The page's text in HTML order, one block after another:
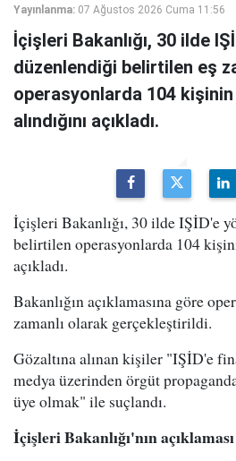
Yayınlanma: 07 Ağustos 2026 Cuma 11:56
İçişleri Bakanlığı, 30 ilde
düzenlendiği belirtilen eş
operasyonlarda 104 kişinin
alındığını açıkladı.
İçişleri Bakanlığı, 30 ilde IŞİD'e
belirtilen operasyonlarda 104
açıkladı.
Bakanlığın açıklamasına göre
zamanlı olarak gerçekleştirildi.
Gözaltına alınan kişiler "IŞİD'e
medya üzerinden örgüt
üye olmak" ile suçlandı.
İçişleri Bakanlığı'nın